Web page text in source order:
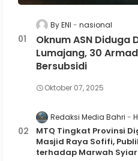
By ENI nasional
Oknum ASN Diduga
Lumajang, 30
Bersubsidi
Oktober 07, 2025
Redaksi Media Bahri
MTQ Tingkat Provinsi
Masjid Raya Sofifi,
terhadap Marwah